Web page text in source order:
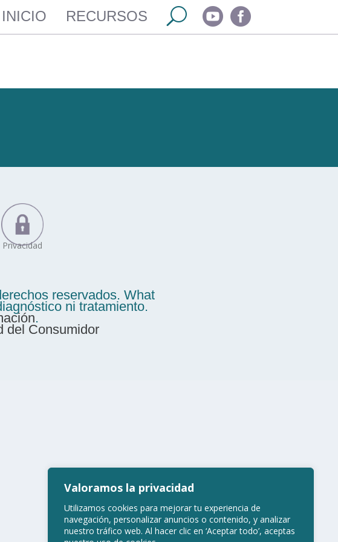
Valoramos la privacidad
Utilizamos cookies para mejorar tu experiencia de
navegación, personalizar anuncios o contenido, y analizar
nuestro tráfico web. Al hacer clic en ‘Aceptar todo’, aceptas
INICIO RECURSOS  
reservados. What
ni tratamiento.
.
del Consumidor